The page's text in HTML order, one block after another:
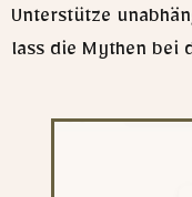
Unterstütze
lass die Mythen bei